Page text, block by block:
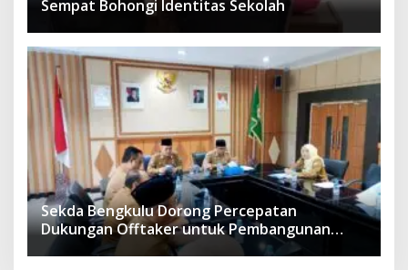
Sempat Bohongi Identitas Sekolah
Sekda Bengkulu Dorong Percepatan
Dukungan Offtaker untuk Pembangunan
TPST Regional